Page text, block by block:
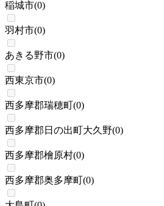
稲城市(0)
羽村市(0)
あきる野市(0)
西東京市(0)
西多摩郡瑞穂町(0)
西多摩郡日の出町大久野(0)
西多摩郡檜原村(0)
西多摩郡奥多摩町(0)